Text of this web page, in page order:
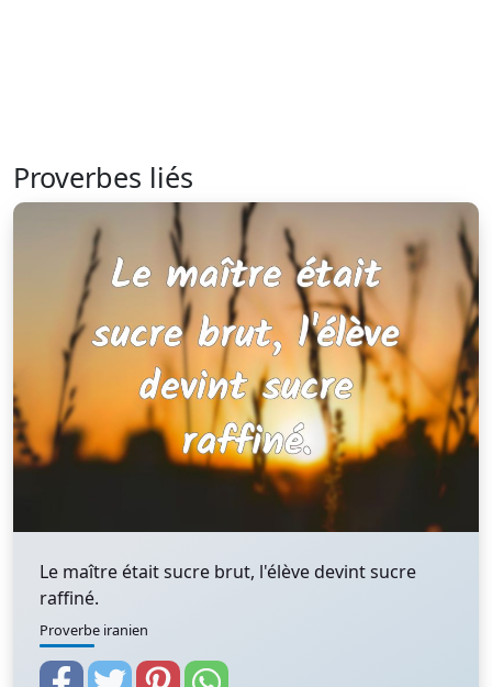
Proverbes liés
Le maître était sucre brut, l'élève devint sucre
raffiné.
Proverbe iranien